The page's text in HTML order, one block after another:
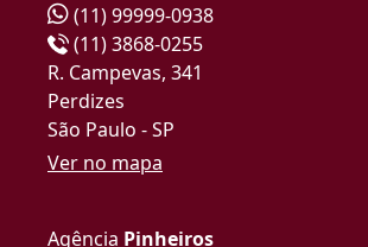
(11) 99999-0938
(11) 3868-0255
R. Campevas, 341
Perdizes
São Paulo - SP
Ver no mapa
Agência Pinheiros